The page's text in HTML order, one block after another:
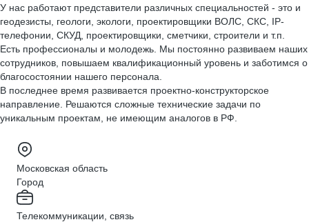
У нас работают представители различных специальностей - это и
геодезисты, геологи, экологи, проектировщики ВОЛС, СКС, IP-
телефонии, СКУД, проектировщики, сметчики, строители и т.п.
Есть профессионалы и молодежь. Мы постоянно развиваем наших
сотрудников, повышаем квалификационный уровень и заботимся о
благосостоянии нашего персонала.
В последнее время развивается проектно-конструкторское
направление. Решаются сложные технические задачи по
уникальным проектам, не имеющим аналогов в РФ.
Московская область
Город
Телекоммуникации, связь